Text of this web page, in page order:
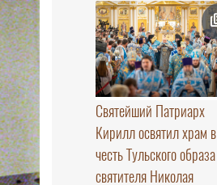
Святейший Патриарх
Кирилл освятил храм в
честь Тульского образа
святителя Николая